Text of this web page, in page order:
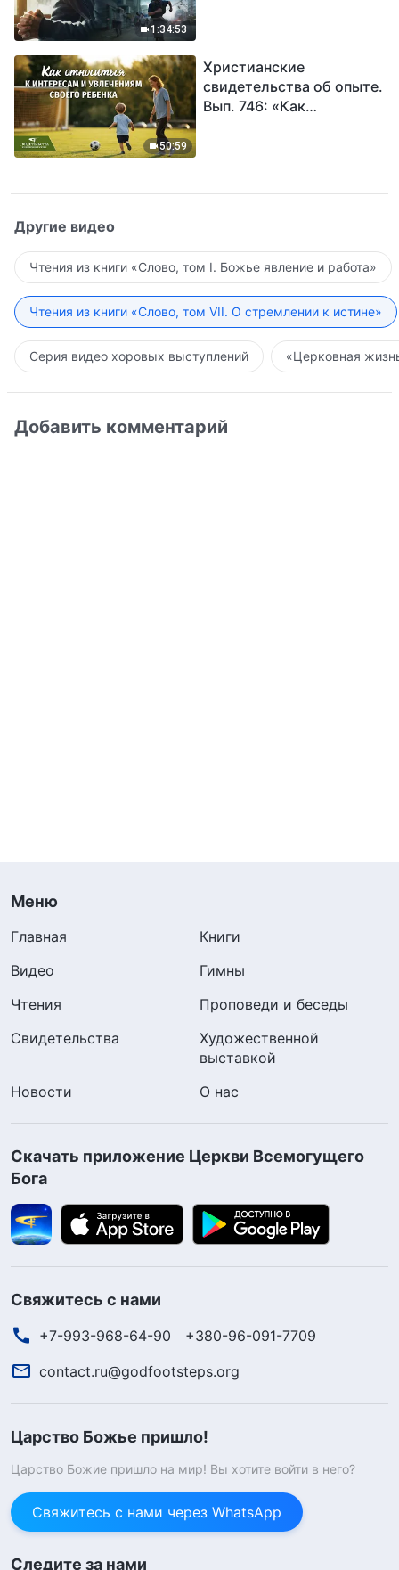
1:34:53
спасение?
50:59
Христианские
свидетельства об опыте.
Вып. 746: «Как
Другие видео
Чтения из книги «Слово, том I. Божье явление и работа»
Чтения из книги «Слово, том VII. О стремлении к истине»
Серия видео хоровых выступлений «Церковная
Добавить комментарий
Меню
Главная
Книги
Видео
Гимны
Чтения
Проповеди и беседы
Свидетельства
Художественной
выставкой
Новости
О нас
Скачать приложение Церкви Всемогущего
Бога
Свяжитесь с нами
+7-993-968-64-90
+380-96-091-7709
contact.ru@godfootsteps.org
Царство Божье пришло!
Царство Божие пришло на мир! Вы хотите войти в него?
Свяжитесь с нами через WhatsApp
Следите за нами